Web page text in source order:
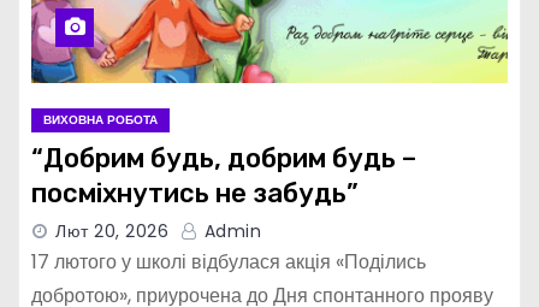
ВИХОВНА РОБОТА
“Добрим будь, добрим будь –
посміхнутись не забудь”
Лют 20, 2026 Admin
17 лютого у школі відбулася акція «Поділись
добротою», приурочена до Дня спонтанного прояву